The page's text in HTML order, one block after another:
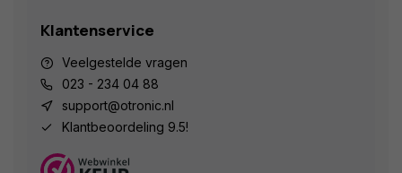
Klantenservice
Veelgestelde vragen
023 - 234 04 88
support@otronic.nl
Klantbeoordeling 9.5!